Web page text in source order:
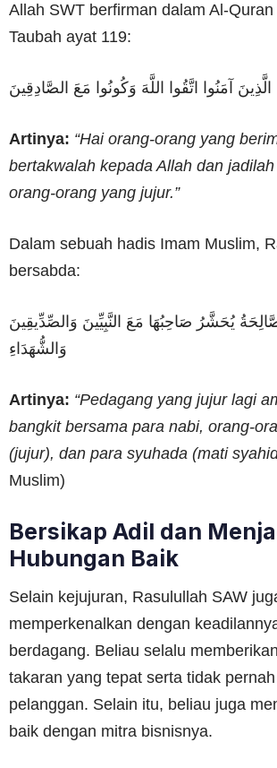
Allah SWT berfirman dalam Al-
Taubah ayat 119:
الَّذِينَ آمَنُوا اتَّقُوا اللَّهَ وَكُونُوا مَعَ الصَّادِقِينَ
Artinya: “Hai orang-orang yang
bertakwalah kepada Allah dan
orang-orang yang jujur.”
Dalam sebuah hadis Imam Muslim,
bersabda:
يُحَشَّرُ صَاحِبُهَا مَعَ النَّبِيِّينَ وَالصِّدِّيقِينَ
وَالشُّهَدَاءِ
Artinya: “Pedagang yang jujur lagi
bangkit bersama para nabi, orang-
(jujur), dan para syuhada (mati
Muslim)
Bersikap Adil dan
Hubungan Baik
Selain kejujuran, Rasulullah SAW
memperkenalkan dengan
berdagang. Beliau selalu
takaran yang tepat serta tidak
pelanggan. Selain itu, beliau juga
baik dengan mitra bisnisnya.